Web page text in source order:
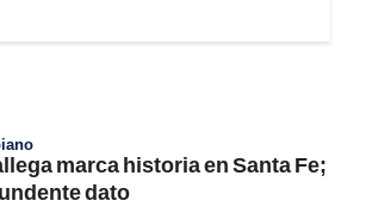
marca historia en Santa Fe;
dato